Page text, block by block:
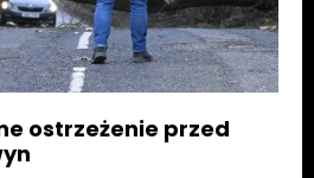
ostrzeżenie przed